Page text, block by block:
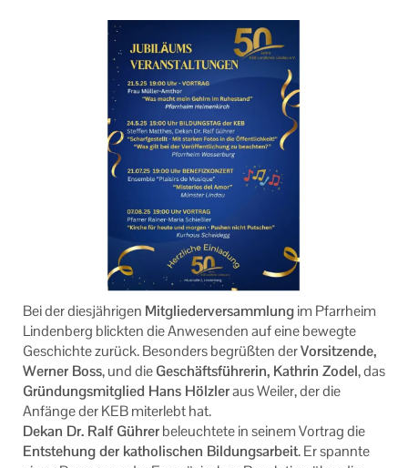
Bei der diesjährigen Mitgliederversammlungim Pfarrheim
Lindenberg blickten die Anwesenden auf eine bewegte
Geschichte zurück. Besonders begrüßten derVorsitzende,
Werner Boss, und dieGeschäftsführerin, Kathrin Zodel, das
Gründungsmitglied Hans Hölzleraus Weiler, der die
Anfänge der KEB miterlebt hat.
Dekan Dr. Ralf Gührerbeleuchtete in seinem Vortrag die
Entstehung der katholischen Bildungsarbeit. Er spannte